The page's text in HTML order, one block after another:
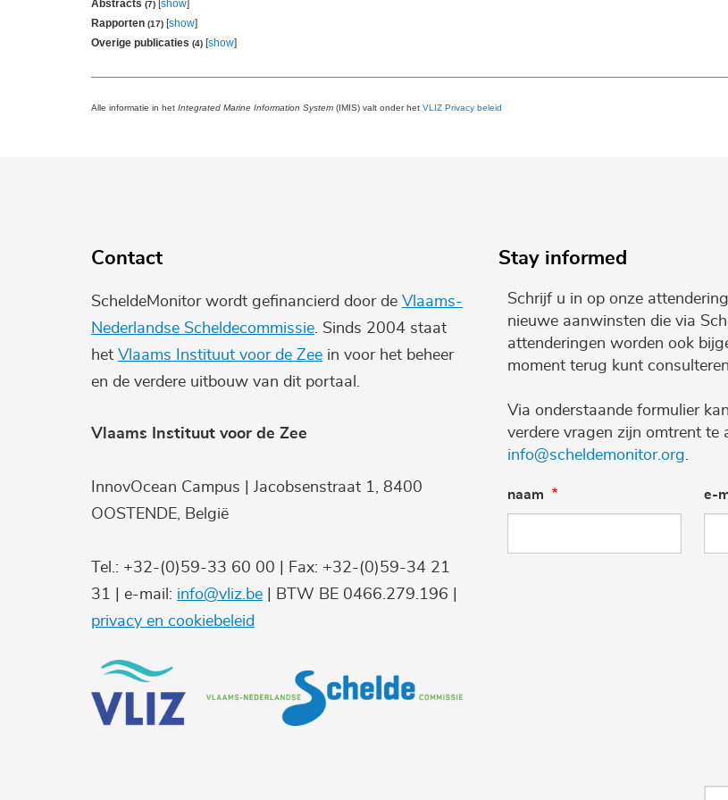
Abstracts (7) show
Rapporten (17) [show]
Overige publicaties (4) [show]
Alle informatie in het Integrated Marine Information System (IMIS) valt onder het VLIZ Privacy beleid
Contact
ScheldeMonitor wordt gefinancierd door de Vlaams-
Nederlandse Scheldecommissie . Sinds 2004 staat
het Vlaams Instituut voor de Zee in voor het beheer
en de verdere uitbouw van dit portaal.
Vlaams Instituut voor de Zee
InnovOcean Campus | Jacobsenstraat 1, 8400
OOSTENDE, België
Tel.: +32-(0)59-33 60 00 | Fax: +32-(0)59-34 21
31 | e-mail: info@vliz.be | BTW BE 0466.279.196 |
privacy en cookiebeleid
Stay informed
Schrijf u in op onze
nieuwe aanwinsten die via
attenderingen worden ook
moment terug kunt
Via onderstaande formulier
verdere vragen zijn omtrent
info@scheldemonitor.org
naam e-